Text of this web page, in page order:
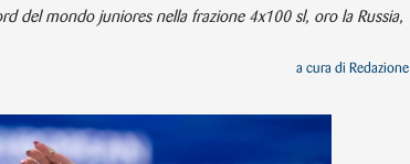
del mondo juniores nella frazione 4x100 sl, oro la Russia,
a cura di Redazione